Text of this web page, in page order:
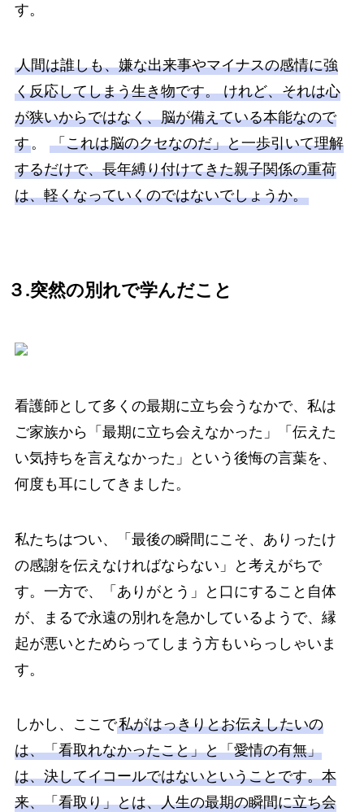
す。
人間は誰しも、嫌な出来事やマイナスの感情に強
く反応してしまう生き物です。 けれど、それは心
が狭いからではなく、脳が備えている本能なので
す。 「これは脳のクセなのだ」と一歩引いて理解
するだけで、長年縛り付けてきた親子関係の重荷
は、軽くなっていくのではないでしょうか。
３.突然の別れで学んだこと
看護師として多くの最期に立ち会うなかで、私は
ご家族から「最期に立ち会えなかった」「伝えた
い気持ちを言えなかった」という後悔の言葉を、
何度も耳にしてきました。
私たちはつい、「最後の瞬間にこそ、ありったけ
の感謝を伝えなければならない」と考えがちで
す。一方で、「ありがとう」と口にすること自体
が、まるで永遠の別れを急かしているようで、縁
起が悪いとためらってしまう方もいらっしゃいま
す。
しかし、ここで私がはっきりとお伝えしたいの
は、「看取れなかったこと」と「愛情の有無」
は、決してイコールではないということです。本
来、「看取り」とは、人生の最期の瞬間に立ち会